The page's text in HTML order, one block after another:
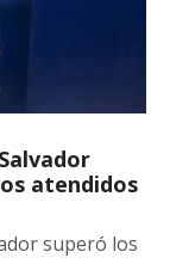
atendidos
superó los